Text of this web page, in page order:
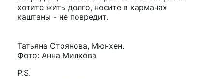
хотите жить долго, носите в карманах
каштаны - не повредит.
Татьяна Стоянова, Мюнхен.
Фото: Анна Милкова
P.S.